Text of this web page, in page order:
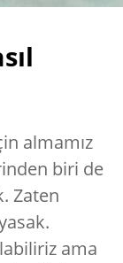
almamız
biri de
Zaten
ama